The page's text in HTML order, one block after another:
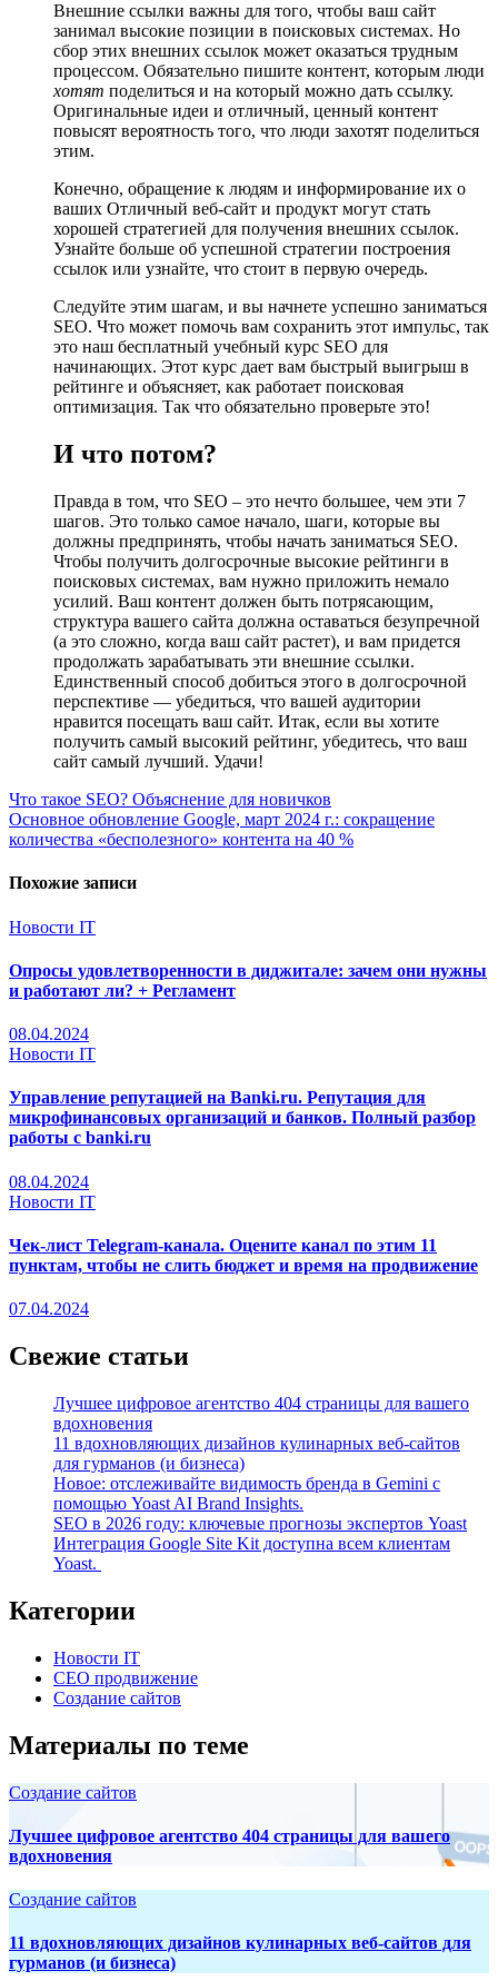
Внешние ссылки важны для того, чтобы ваш сайт
занимал высокие позиции в поисковых системах. Но
сбор этих внешних ссылок может оказаться трудным
процессом. Обязательно пишите контент, которым люди
хотят поделиться и на который можно дать ссылку.
Оригинальные идеи и отличный, ценный контент
повысят вероятность того, что люди захотят поделиться
этим.
Конечно, обращение к людям и информирование их о
ваших Отличный веб-сайт и продукт могут стать
хорошей стратегией для получения внешних ссылок.
Узнайте больше об успешной стратегии построения
ссылок или узнайте, что стоит в первую очередь.
Следуйте этим шагам, и вы начнете успешно заниматься
SEO. Что может помочь вам сохранить этот импульс, так
это наш бесплатный учебный курс SEO для
начинающих. Этот курс дает вам быстрый выигрыш в
рейтинге и объясняет, как работает поисковая
оптимизация. Так что обязательно проверьте это!
И что потом?
Правда в том, что SEO – это нечто большее, чем эти 7
шагов. Это только самое начало, шаги, которые вы
должны предпринять, чтобы начать заниматься SEO.
Чтобы получить долгосрочные высокие рейтинги в
поисковых системах, вам нужно приложить немало
усилий. Ваш контент должен быть потрясающим,
структура вашего сайта должна оставаться безупречной
(а это сложно, когда ваш сайт растет), и вам придется
продолжать зарабатывать эти внешние ссылки.
Единственный способ добиться этого в долгосрочной
перспективе — убедиться, что вашей аудитории
нравится посещать ваш сайт. Итак, если вы хотите
получить самый высокий рейтинг, убедитесь, что ваш
сайт самый лучший. Удачи!
Навигация
по
Что такое SEO? Объяснение для новичков
Основное обновление Google, март 2024 г.: сокращение
количества «бесполезного» контента на 40 %
Похожие записи
Новости IT
Опросы удовлетворенности в диджитале: зачем они нужны
и работают ли? + Регламент
08.04.2024
Новости IT
Управление репутацией на Banki.ru. Репутация для
микрофинансовых организаций и банков. Полный разбор
работы с banki.ru
08.04.2024
Новости IT
Чек-лист Telegram-канала. Оцените канал по этим 11
пунктам, чтобы не слить бюджет и время на продвижение
07.04.2024
Свежие статьи
Лучшее цифровое агентство 404 страницы для вашего
вдохновения
11 вдохновляющих дизайнов кулинарных веб-сайтов
для гурманов (и бизнеса)
Новое: отслеживайте видимость бренда в Gemini с
помощью Yoast AI Brand Insights.
SEO в 2026 году: ключевые прогнозы экспертов Yoast
Интеграция Google Site Kit доступна всем клиентам
Yoast.
Категории
Новости IT
СЕО продвижение
Создание сайтов
Материалы по теме
Создание сайтов
Лучшее цифровое агентство 404 страницы для вашего
вдохновения
Создание сайтов
11 вдохновляющих дизайнов кулинарных веб-сайтов для
гурманов (и бизнеса)